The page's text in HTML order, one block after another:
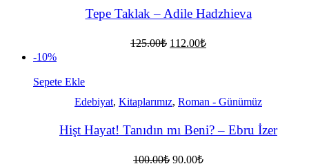
Tepe Taklak – Adile Hadzhieva
125.00₺ Orijinal
112.00₺Şu
-10%
Sepete Ekle
Edebiyat, Kitaplarımız, Roman - Günümüz
Hişt Hayat! Tanıdın mı Beni? – Ebru İzer
100.00₺ Orijinal
90.00₺Şu